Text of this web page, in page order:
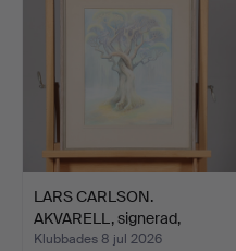
LARS CARLSON.
AKVARELL, signerad,
daterad …
Klubbades 8 jul 2026